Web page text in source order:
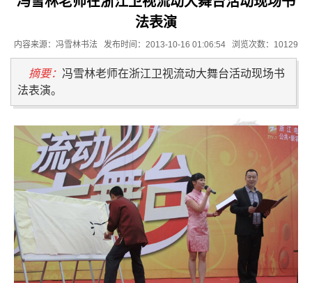
法表演
内容来源：冯雪林书法 发布时间：2013-10-16 01:06:54 浏览次数：10129
摘要： 冯雪林老师在浙江卫视流动大舞台活动现场书
法表演。